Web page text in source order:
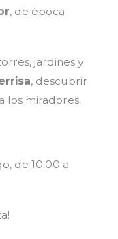
, de época
jardines y
, descubrir
los miradores.
de 10:00 a